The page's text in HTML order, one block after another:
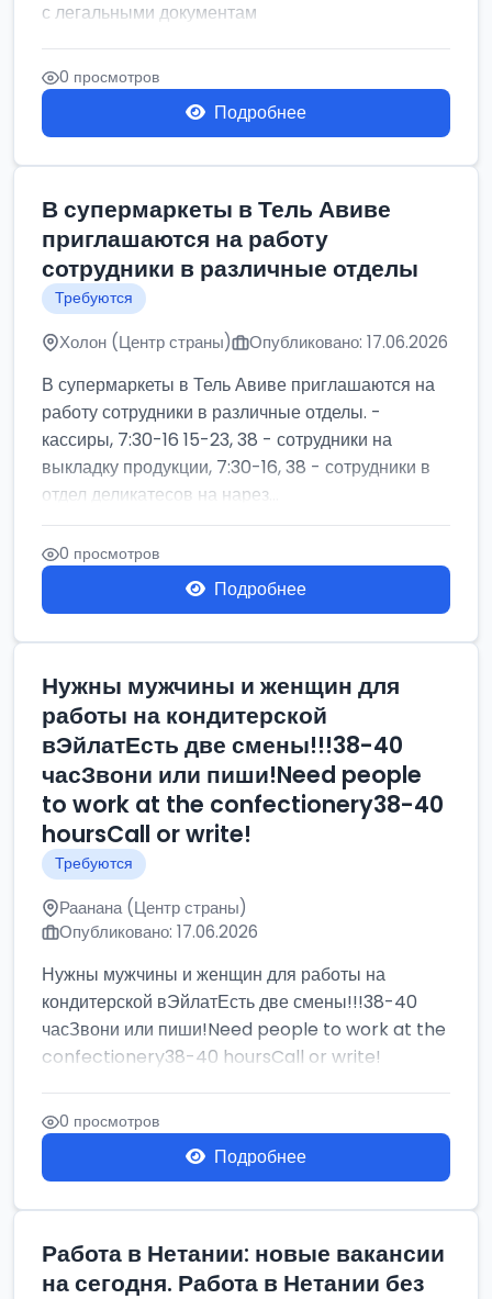
с легальными документам
0 просмотров
Подробнее
В супермаркеты в Тель Авиве
приглашаются на работу
сотрудники в различные отделы
Требуются
Холон (Центр страны) Опубликовано: 17.06.2026
В супермаркеты в Тель Авиве приглашаются на
работу сотрудники в различные отделы. -
кассиры, 7:30-16 15-23, 38 - сотрудники на
выкладку продукции, 7:30-16, 38 - сотрудники в
отдел деликатесов на нарез...
0 просмотров
Подробнее
Нужны мужчины и женщин для
работы на кондитерской
вЭйлатЕсть две смены!!!38-40
часЗвони или пиши!Need people
to work at the confectionery38-40
hoursCall or write!
Требуются
Раанана (Центр страны)
Опубликовано: 17.06.2026
Нужны мужчины и женщин для работы на
кондитерской вЭйлатЕсть две смены!!!38-40
часЗвони или пиши!Need people to work at the
confectionery38-40 hoursCall or write!
0 просмотров
Подробнее
Работа в Нетании: новые вакансии
на сегодня. Работа в Нетании без